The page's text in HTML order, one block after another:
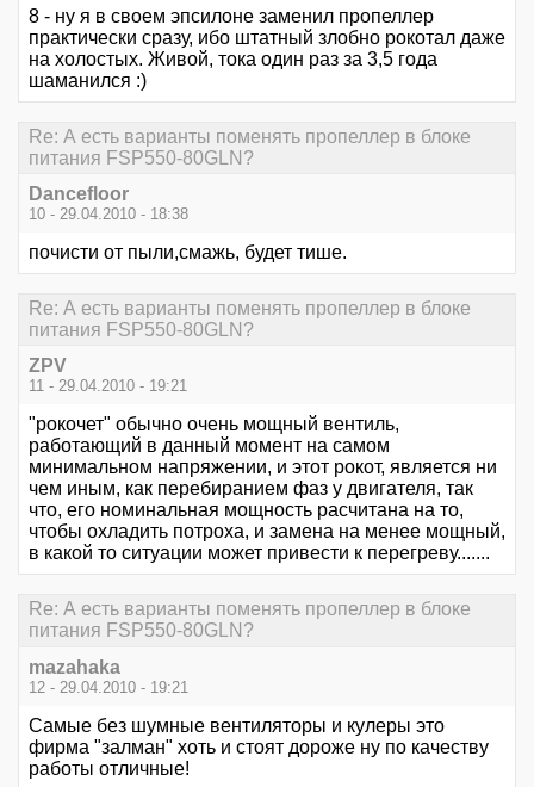
8 - ну я в своем эпсилоне заменил пропеллер
практически сразу, ибо штатный злобно рокотал даже
на холостых. Живой, тока один раз за 3,5 года
шаманился :)
Re: А есть варианты поменять пропеллер в блоке
питания FSP550-80GLN?
Dancefloor
10 - 29.04.2010 - 18:38
почисти от пыли,смажь, будет тише.
Re: А есть варианты поменять пропеллер в блоке
питания FSP550-80GLN?
ZPV
11 - 29.04.2010 - 19:21
"рокочет" обычно очень мощный вентиль,
работающий в данный момент на самом
минимальном напряжении, и этот рокот, является ни
чем иным, как перебиранием фаз у двигателя, так
что, его номинальная мощность расчитана на то,
чтобы охладить потроха, и замена на менее мощный,
в какой то ситуации может привести к перегреву.......
Re: А есть варианты поменять пропеллер в блоке
питания FSP550-80GLN?
mazahaka
12 - 29.04.2010 - 19:21
Самые без шумные вентиляторы и кулеры это
фирма "залман" хоть и стоят дороже ну по качеству
работы отличные!